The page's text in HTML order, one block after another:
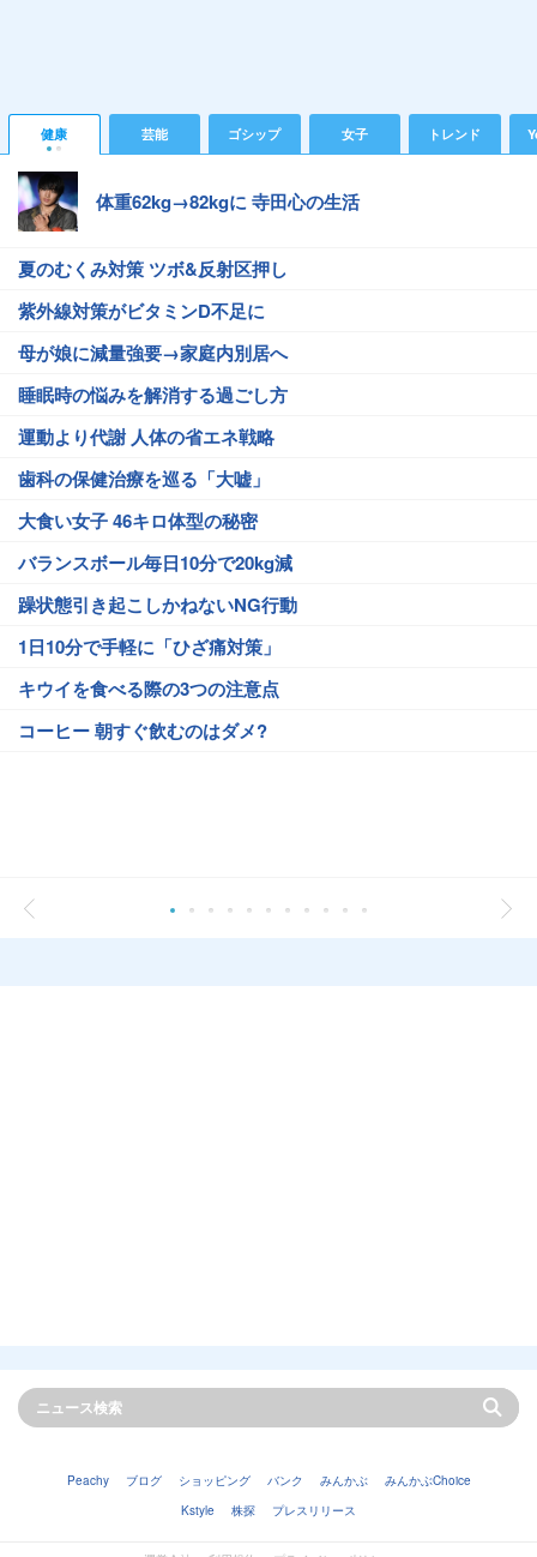
健康 芸能 ゴシップ 女子 トレンド
体重62kg→82kgに 寺田心の生活
夏のむくみ対策 ツボ&反射区押し
紫外線対策がビタミンD不足に
母が娘に減量強要→家庭内別居へ
睡眠時の悩みを解消する過ごし方
運動より代謝 人体の省エネ戦略
歯科の保健治療を巡る「大嘘」
大食い女子 46キロ体型の秘密
バランスボール毎日10分で20kg減
躁状態引き起こしかねないNG行動
1日10分で手軽に「ひざ痛対策」
キウイを食べる際の3つの注意点
コーヒー 朝すぐ飲むのはダメ?
Peachy ブログ ショッピング バンク みんかぶ
みんかぶChoice
Kstyle
株探 プレスリリース